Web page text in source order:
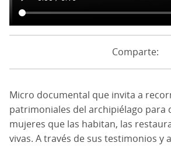
Comparte
Micro documental que invita a
patrimoniales del archipiélago para
mujeres que las habitan, las
vivas. A través de sus testimonios y